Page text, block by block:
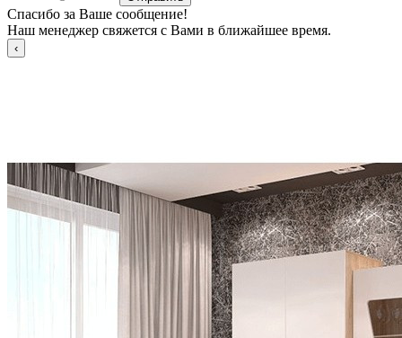
Спасибо за Ваше сообщение!
Наш менеджер свяжется с Вами в ближайшее время.